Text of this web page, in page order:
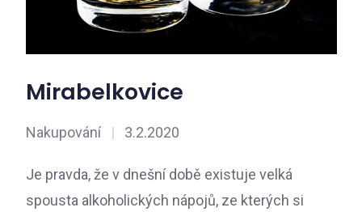
Mirabelkovice
Nakupování | 3.2.2020
Je pravda, že v dnešní době existuje velká
spousta alkoholických nápojů, ze kterých si